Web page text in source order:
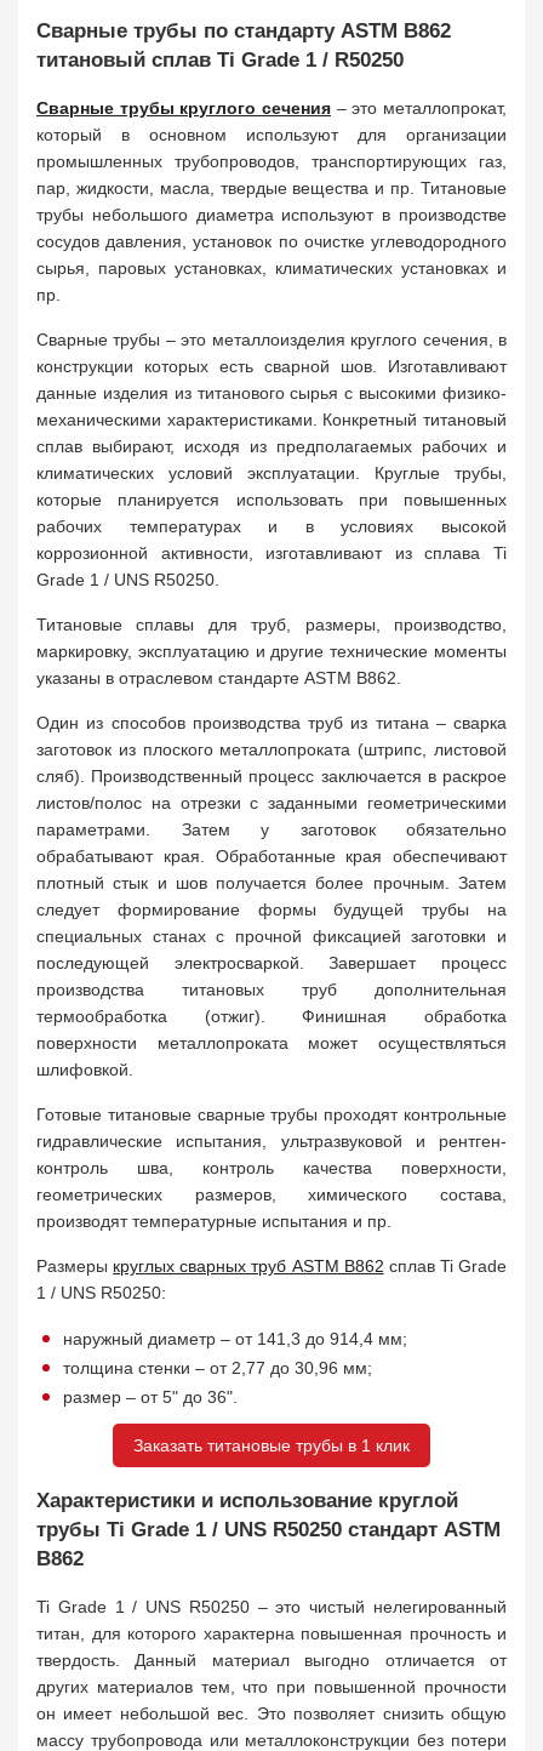
Сварные трубы по стандарту ASTM B862
титановый сплав Ti Grade 1 / R50250
Сварные трубы круглого сечения – это металлопрокат,
который в основном используют для организации
промышленных трубопроводов, транспортирующих газ,
пар, жидкости, масла, твердые вещества и пр. Титановые
трубы небольшого диаметра используют в производстве
сосудов давления, установок по очистке углеводородного
сырья, паровых установках, климатических установках и
пр.
Сварные трубы – это металлоизделия круглого сечения, в
конструкции которых есть сварной шов. Изготавливают
данные изделия из титанового сырья с высокими физико-
механическими характеристиками. Конкретный титановый
сплав выбирают, исходя из предполагаемых рабочих и
климатических условий эксплуатации. Круглые трубы,
которые планируется использовать при повышенных
рабочих температурах и в условиях высокой
коррозионной активности, изготавливают из сплава Ti
Grade 1 / UNS R50250.
Титановые сплавы для труб, размеры, производство,
маркировку, эксплуатацию и другие технические моменты
указаны в отраслевом стандарте ASTM B862.
Один из способов производства труб из титана – сварка
заготовок из плоского металлопроката (штрипс, листовой
сляб). Производственный процесс заключается в раскрое
листов/полос на отрезки с заданными геометрическими
параметрами. Затем у заготовок обязательно
обрабатывают края. Обработанные края обеспечивают
плотный стык и шов получается более прочным. Затем
следует формирование формы будущей трубы на
специальных станах с прочной фиксацией заготовки и
последующей электросваркой. Завершает процесс
производства титановых труб дополнительная
термообработка (отжиг). Финишная обработка
поверхности металлопроката может осуществляться
шлифовкой.
Готовые титановые сварные трубы проходят контрольные
гидравлические испытания, ультразвуковой и рентген-
контроль шва, контроль качества поверхности,
геометрических размеров, химического состава,
производят температурные испытания и пр.
Размеры круглых сварных труб ASTM B862 сплав Ti Grade
1 / UNS R50250:
наружный диаметр – от 141,3 до 914,4 мм;
толщина стенки – от 2,77 до 30,96 мм;
размер – от 5" до 36".
Заказать титановые трубы в 1 клик
Характеристики и использование круглой
трубы Ti Grade 1 / UNS R50250 стандарт ASTM
B862
Ti Grade 1 / UNS R50250 – это чистый нелегированный
титан, для которого характерна повышенная прочность и
твердость. Данный материал выгодно отличается от
других материалов тем, что при повышенной прочности
он имеет небольшой вес. Это позволяет снизить общую
массу трубопровода или металлоконструкции без потери